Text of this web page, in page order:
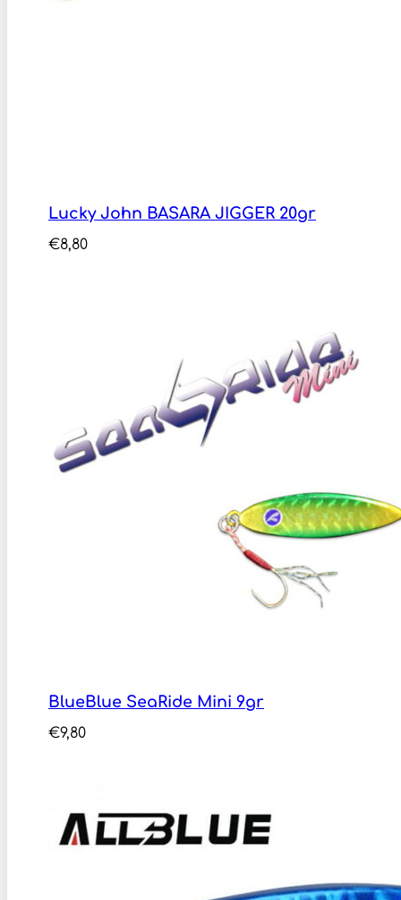
Lucky John BASARA JIGGER 20gr
€8,80
BlueBlue SeaRide Mini 9gr
€9,80